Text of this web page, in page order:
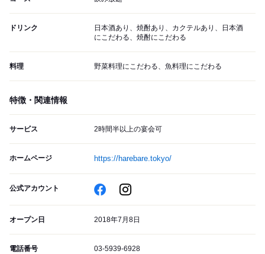
ドリンク
日本酒あり、焼酎あり、カクテルあり、日本酒
にこだわる、焼酎にこだわる
料理 野菜料理にこだわる、魚料理にこだわる
特徴・関連情報
サービス 2時間半以上の宴会可
ホームページ https://harebare.tokyo/
公式アカウント
オープン日 2018年7月8日
電話番号 03-5939-6928